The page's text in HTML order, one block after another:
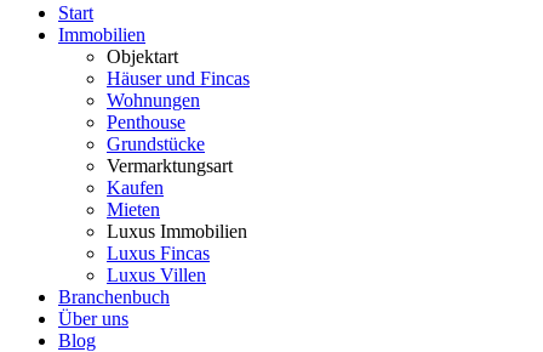
Start
Immobilien
Objektart
Häuser und Fincas
Wohnungen
Penthouse
Grundstücke
Vermarktungsart
Kaufen
Mieten
Luxus Immobilien
Luxus Fincas
Luxus Villen
Branchenbuch
Über uns
Blog